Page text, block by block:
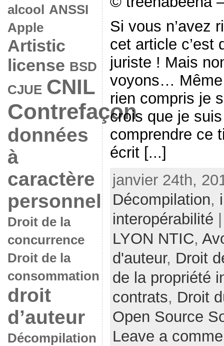
alcool
ANSSI
Apple
Artistic
license BSD
CJUE CNIL
Contrefaçon
données
à
caractère
personnel
Droit de la
concurrence
Droit de la
consommation
droit
d’auteur
Décompilation
Si vous n’avez
cet article c’est
juriste ! Mais
voyons… Même
rien compris je
crois que je
comprendre ce
écrit [...]
janvier 24th,
Décompilation,
interopérabilité
LYON NTIC,
d'auteur, Droit
de la propriété
contrats, Droit
Open Source
Leave a